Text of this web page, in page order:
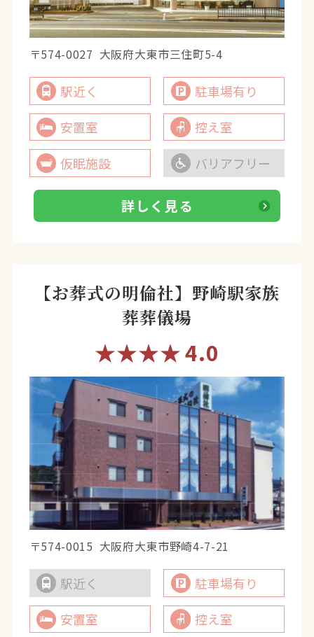
〒574-0027 大阪府大東市三住町5-4
駅近く
駐車場有り
安置室
控え室
仮眠施設
バリアフリー
詳しく見る
【お葬式の明倫社】野崎駅家族
葬葬儀場
★★★★4.0
〒574-0015 大阪府大東市野崎4-7-21
駅近く
駐車場有り
安置室
控え室